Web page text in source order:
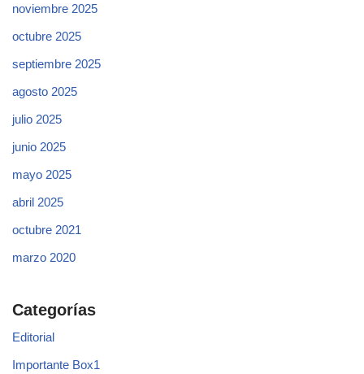
noviembre 2025
octubre 2025
septiembre 2025
agosto 2025
julio 2025
junio 2025
mayo 2025
abril 2025
octubre 2021
marzo 2020
Categorías
Editorial
Importante Box1